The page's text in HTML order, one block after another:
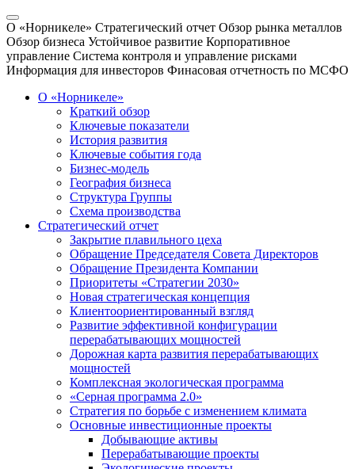
О «Норникеле» Стратегический отчет Обзор рынка металлов
Обзор бизнеса Устойчивое развитие Корпоративное
управление Система контроля и управление рисками
Информация для инвесторов Финасовая отчетность по МСФО
О «Норникеле»
Краткий обзор
Ключевые показатели
История развития
Ключевые события года
Бизнес-модель
География бизнеса
Структура Группы
Схема производства
Стратегический отчет
Закрытие плавильного цеха
Обращение Председателя Совета Директоров
Обращение Президента Компании
Приоритеты «Стратегии 2030»
Новая стратегическая концепция
Клиентоориентированный взгляд
Развитие эффективной конфигурации
перерабатывающих мощностей
Дорожная карта развития перерабатывающих
мощностей
Комплексная экологическая программа
«Серная программа 2.0»
Стратегия по борьбе с изменением климата
Основные инвестиционные проекты
Добывающие активы
Перерабатывающие проекты